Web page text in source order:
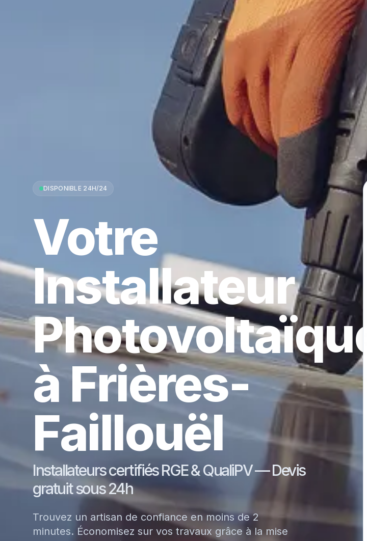
DISPONIBLE 24H/24
Votre
Installateur
Photovoltaïque
à Frières-
Faillouël
Installateurs certifiés RGE & QualiPV — Devis
gratuit sous 24h
Trouvez un artisan de confiance en moins de 2
minutes. Économisez sur vos travaux grâce à la mise